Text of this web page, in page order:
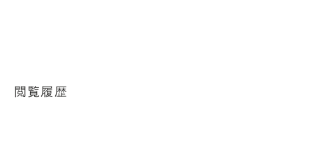
閲覧履歴